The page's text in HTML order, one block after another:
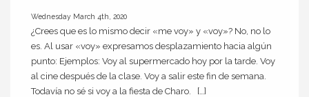
Wednesday March 4th, 2020
¿Crees que es lo mismo decir «me voy» y «voy»? No, no lo
es. Al usar «voy» expresamos desplazamiento hacia algún
punto: Ejemplos: Voy al supermercado hoy por la tarde. Voy
al cine después de la clase. Voy a salir este fin de semana.
Todavía no sé si voy a la fiesta de Charo. […]